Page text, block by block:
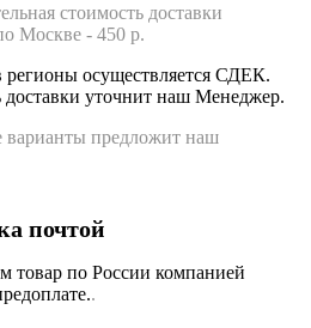
стоимость доставки
Москве - 450 р.
регионы осуществляется СДЕК.
доставки уточнит наш Менеджер.
варианты предложит наш
почтой
товар по России компанией
.